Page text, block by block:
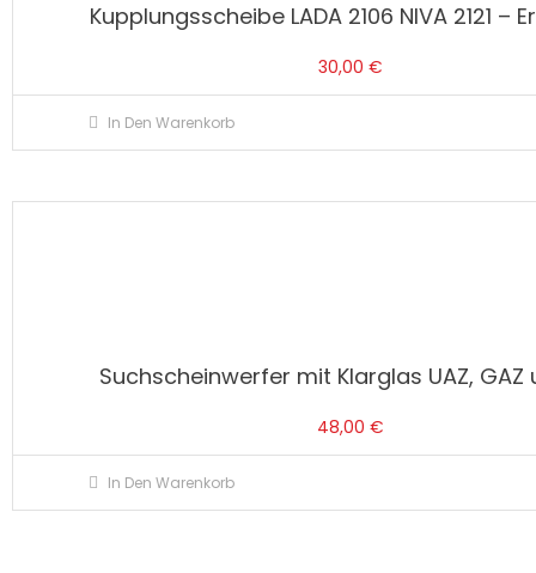
Kupplungsscheibe LADA 2106 NIVA 2121 –
30,00€
In Den Warenkorb
Suchscheinwerfer mit Klarglas UAZ, GAZ
48,00€
In Den Warenkorb